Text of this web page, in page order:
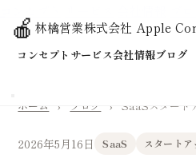
🍎 林檎営業株式会社 Apple
コンセプト サービス会社情報ブログ
ホーム › ブログ › SaaSスタート
2026年5月16日 SaaS スタートア